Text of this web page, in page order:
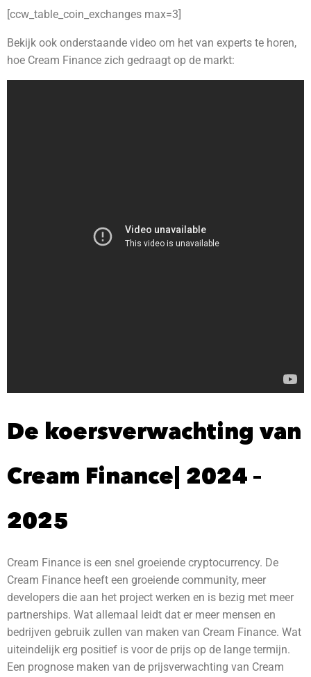
[ccw_table_coin_exchanges max=3]
Bekijk ook onderstaande video om het van experts te horen,
hoe Cream Finance zich gedraagt op de markt:
De koersverwachting van
Cream Finance| 2024 –
2025
Cream Finance is een snel groeiende cryptocurrency. De
Cream Finance heeft een groeiende community, meer
developers die aan het project werken en is bezig met meer
partnerships. Wat allemaal leidt dat er meer mensen en
bedrijven gebruik zullen van maken van Cream Finance. Wat
uiteindelijk erg positief is voor de prijs op de lange termijn.
Een prognose maken van de prijsverwachting van Cream